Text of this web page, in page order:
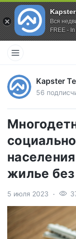
Kapster
Вся
FREE -
Kapster
56
жилье
5 июля 2023